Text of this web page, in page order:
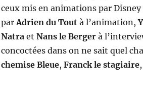
ceux mis en animations par Disney
parAdrien du Toutà l’animation,
Natraet Nans le Bergerà
concoctées dans on ne sait quel
chemise Bleue, Franck le stagiaire